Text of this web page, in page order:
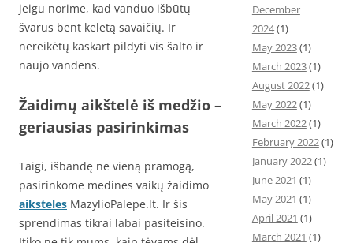
jeigu norime, kad vanduo išbūtų
švarus bent keletą savaičių. Ir
nereikėtų kaskart pildyti vis šalto ir
naujo vandens.
Žaidimų aikštelė iš medžio –
geriausias pasirinkimas
Taigi, išbandę ne vieną pramogą,
pasirinkome medines vaikų žaidimo
aiksteles MazylioPalepe.lt. Ir šis
sprendimas tikrai labai pasiteisino.
December
2024(1)
May 2023(1)
March 2023(1)
August 2022(1)
May 2022(1)
March 2022(1)
February 2022(1)
January 2022(1)
June 2021 (1)
May 2021 (1)
April 2021 (1)
March 2021 (1)